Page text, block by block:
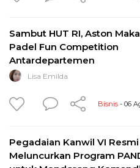
Sambut HUT RI, Aston
Padel Fun Competition
Antardepartemen
Lisa Emilda
Bisnis - 06
Pegadaian Kanwil VI Resmi
Meluncurkan Program